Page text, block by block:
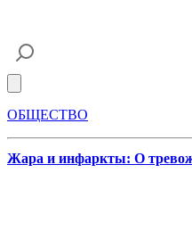
ОБЩЕСТВО
Жара и инфаркты: О